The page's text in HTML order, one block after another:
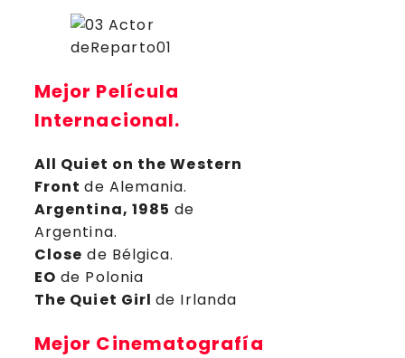
Mejor Película
Internacional.
All Quiet on the Western
Frontde Alemania.
Argentina, 1985 de
Argentina.
Close de Bélgica.
EO de Polonia
The Quiet Girlde Irlanda
Mejor Cinematografía